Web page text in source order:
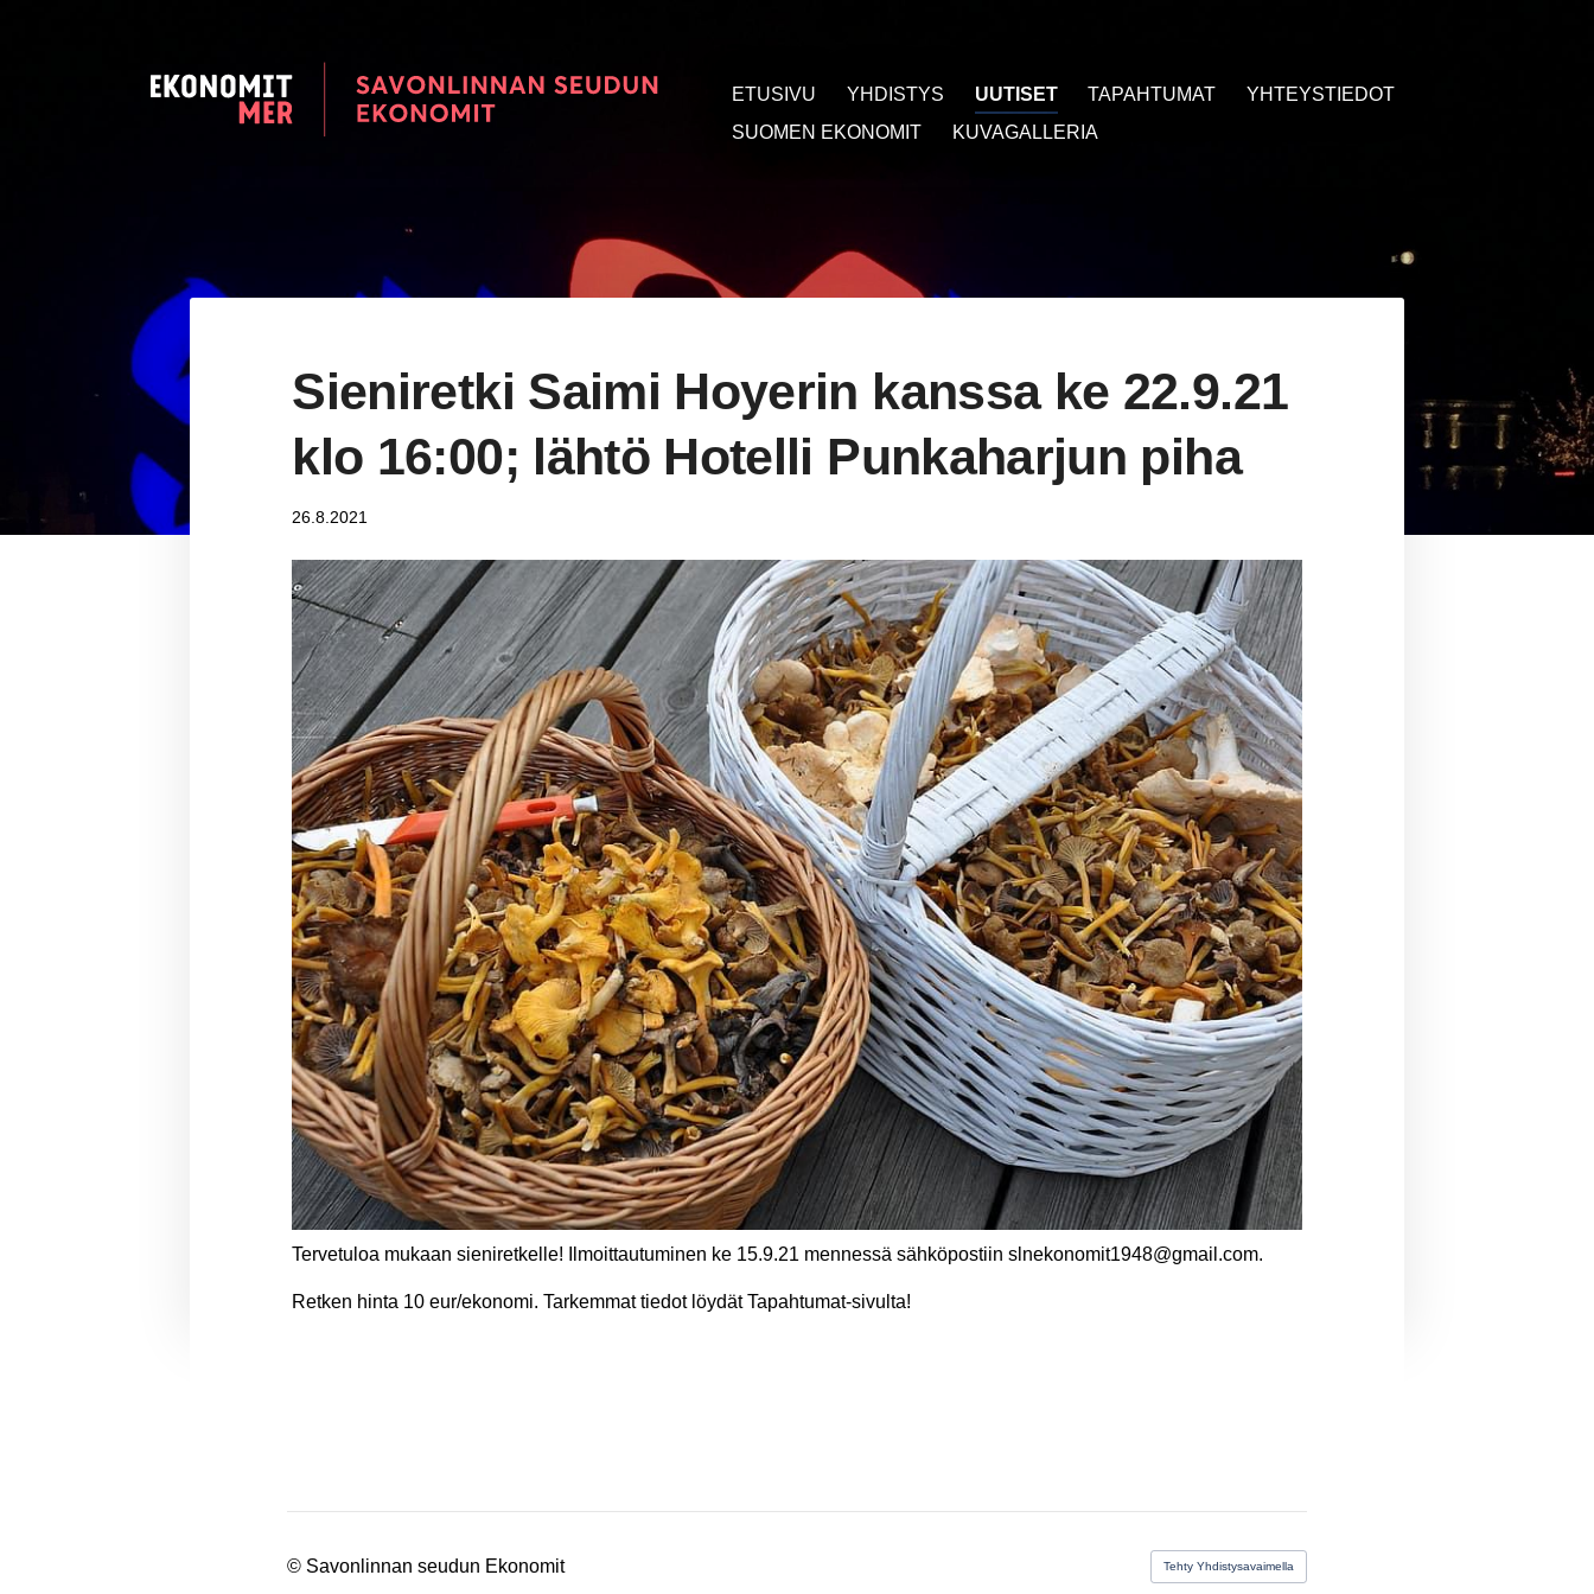
Savonlinnan seudun Ekonomit
ETUSIVU YHDISTYS UUTISET TAPAHTUMAT
YHTEYSTIEDOT
SUOMEN EKONOMIT
KUVAGALLERIA
Sieniretki Saimi Hoyerin kanssa ke 22.9.21
klo 16:00; lähtö Hotelli Punkaharjun piha
26.8.2021
Tervetuloa mukaan sieniretkelle! Ilmoittautuminen ke 15.9.21 mennessä sähköpostiin slnekonomit1948@gmail.com.
Retken hinta 10 eur/ekonomi. Tarkemmat tiedot löydät Tapahtumat-sivulta!
© Savonlinnan seudun Ekonomit Tehty Yhdistysavaimella